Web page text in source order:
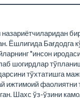
Ёшлигида Бағдодга
"инсон
шогирдлар
тўхтатишга
ижтимоий фаолиятни
Шахс ўз-ўзини